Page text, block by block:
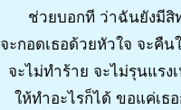
ช่วยบอกที ว่าฉันยังมีสิ
จะกอดเธอด้วยหัวใจ จะคืน
จะไม่ทำร้าย จะไม่รุนแรง
ให้ทำอะไรก็ได้ ขอแค่เธ